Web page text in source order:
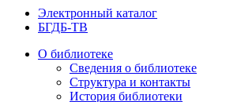
Электронный каталог
БГДБ-ТВ
О библиотеке
Сведения о библиотеке
Структура и контакты
История библиотеки